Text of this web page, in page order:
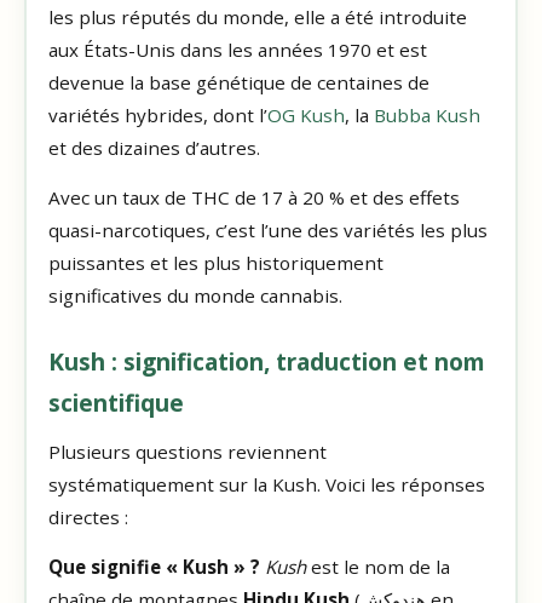
les plus réputés du monde, elle a été introduite
aux États-Unis dans les années 1970 et est
devenue la base génétique de centaines de
variétés hybrides, dont l’OG Kush, la Bubba Kush
et des dizaines d’autres.
Avec un taux de THC de 17 à 20 % et des effets
quasi-narcotiques, c’est l’une des variétés les plus
puissantes et les plus historiquement
significatives du monde cannabis.
Kush : signification, traduction et nom
scientifique
Plusieurs questions reviennent
systématiquement sur la Kush. Voici les réponses
directes :
Que signifie « Kush » ? Kushest le nom de la